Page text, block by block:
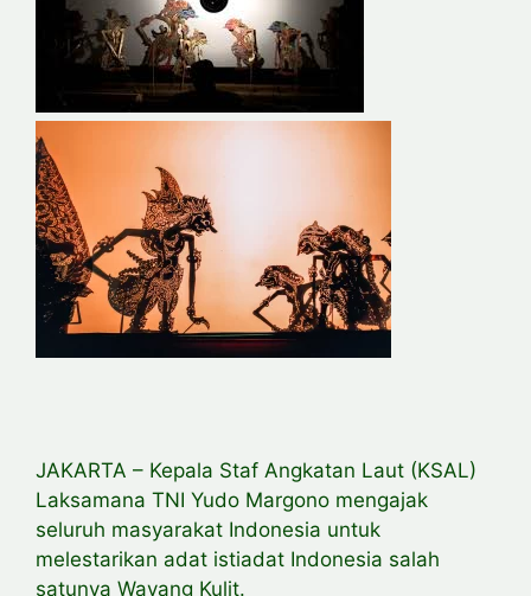
JAKARTA – Kepala Staf Angkatan Laut (KSAL)
Laksamana TNI Yudo Margono mengajak
seluruh masyarakat Indonesia untuk
melestarikan adat istiadat Indonesia salah
satunya Wayang Kulit.